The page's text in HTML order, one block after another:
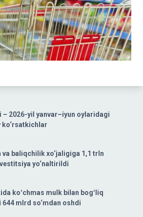
– 2026-yil yanvar–iyun oylaridagi
va baliqchilik xo‘jaligiga 1,1 trln
yo‘naltirildi
koʻchmas mulk bilan bogʻliq
mlrd so‘mdan oshdi